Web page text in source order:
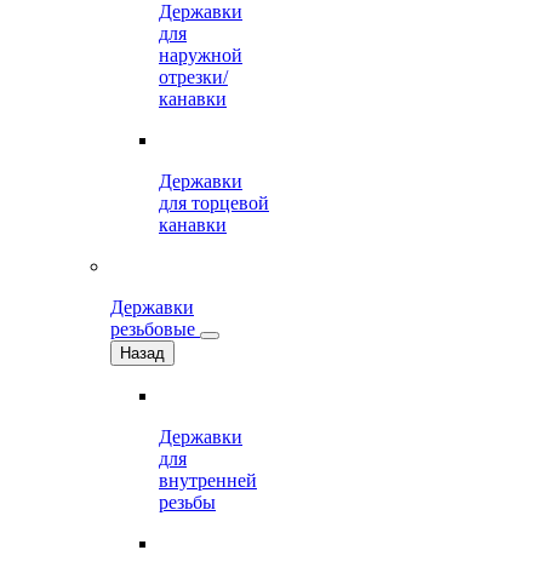
Державки
для
наружной
отрезки/
канавки
Державки
для торцевой
канавки
Державки
резьбовые
Назад
Державки
для
внутренней
резьбы